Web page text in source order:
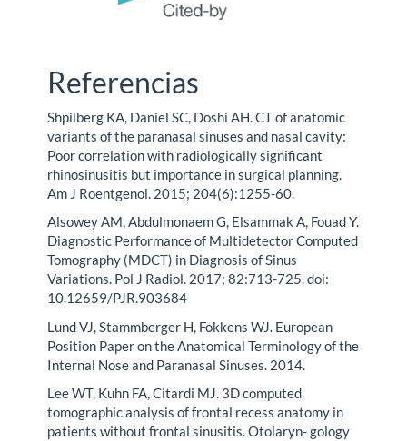
Referencias
Shpilberg KA, Daniel SC, Doshi AH. CT of anatomic
variants of the paranasal sinuses and nasal cavity:
Poor correlation with radiologically significant
rhinosinusitis but importance in surgical planning.
Am J Roentgenol. 2015; 204(6):1255-60.
Alsowey AM, Abdulmonaem G, Elsammak A, Fouad Y.
Diagnostic Performance of Multidetector Computed
Tomography (MDCT) in Diagnosis of Sinus
Variations. Pol J Radiol. 2017; 82:713-725. doi:
10.12659/PJR.903684
Lund VJ, Stammberger H, Fokkens WJ. European
Position Paper on the Anatomical Terminology of the
Internal Nose and Paranasal Sinuses. 2014.
Lee WT, Kuhn FA, Citardi MJ. 3D computed
tomographic analysis of frontal recess anatomy in
patients without frontal sinusitis. Otolaryn- gology